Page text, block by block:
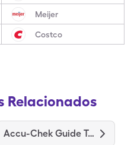
Meijer
Costco
Relacionados
Accu-Chek Guide Test